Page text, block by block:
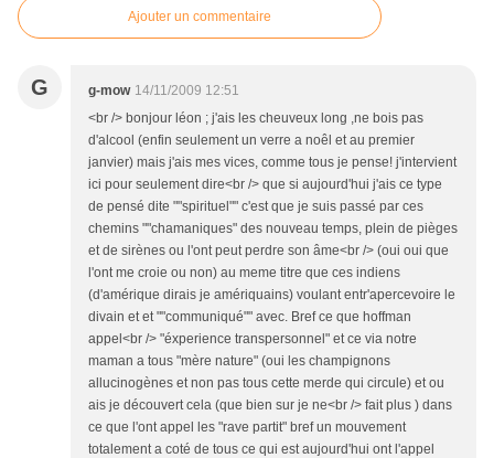
Ajouter un commentaire
G g-mow 14/11/2009 12:51
<br /> bonjour léon ; j'ais les cheuveux long ,ne bois pas
d'alcool (enfin seulement un verre a noêl et au premier
janvier) mais j'ais mes vices, comme tous je pense! j'intervient
ici pour seulement dire<br /> que si aujourd'hui j'ais ce type
de pensé dite ""spirituel"" c'est que je suis passé par ces
chemins ""chamaniques" des nouveau temps, plein de pièges
et de sirènes ou l'ont peut perdre son âme<br /> (oui oui que
l'ont me croie ou non) au meme titre que ces indiens
(d'amérique dirais je amériquains) voulant entr'apercevoire le
divain et et ""communiqué"" avec. Bref ce que hoffman
appel<br /> "éxperience transpersonnel" et ce via notre
maman a tous "mère nature" (oui les champignons
allucinogènes et non pas tous cette merde qui circule) et ou
ais je découvert cela (que bien sur je ne<br /> fait plus ) dans
ce que l'ont appel les "rave partit" bref un mouvement
totalement a coté de tous ce qui est aujourd'hui ont l'appel